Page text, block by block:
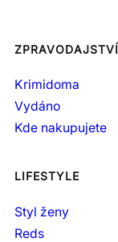
ZPRAVODAJSTVÍ
Krimidoma
Vydáno
Kde nakupujete
LIFESTYLE
Styl ženy
Reds